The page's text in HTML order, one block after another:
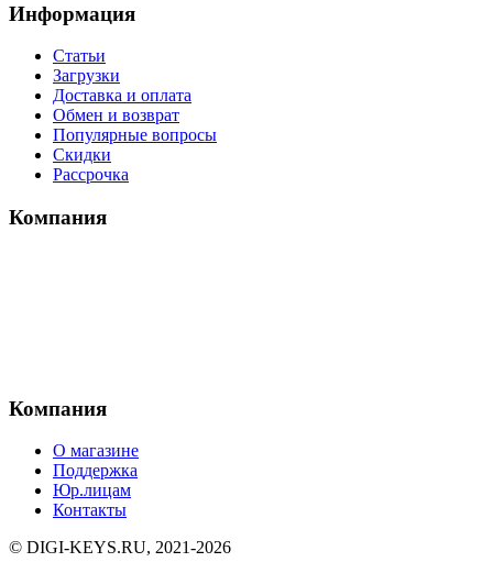
Информация
Статьи
Загрузки
Доставка и оплата
Обмен и возврат
Популярные вопросы
Скидки
Рассрочка
Компания
Компания
О магазине
Поддержка
Юр.лицам
Контакты
© DIGI-KEYS.RU, 2021-2026